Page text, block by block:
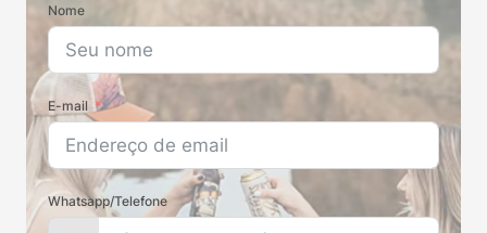
Nome
E-mail
Whatsapp/Telefone